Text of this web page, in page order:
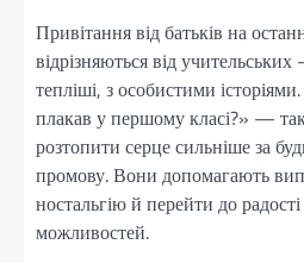
Привітання від батьків на
відрізняються від
тепліші, з особистими
плакав у першому класі?» —
розтопити серце сильніше за
промову. Вони допомагають
ностальгію й перейти до
можливостей.